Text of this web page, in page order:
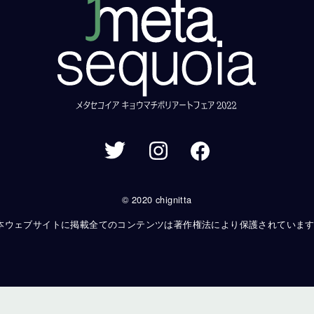
© 2020 chignitta
ウェブサイトに掲載全てのコンテンツは著作権法により保護されていま